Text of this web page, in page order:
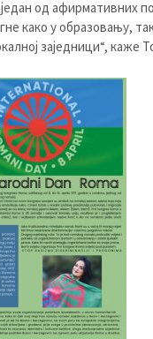
од афирмативних
како у образовању,
заједници“, каже